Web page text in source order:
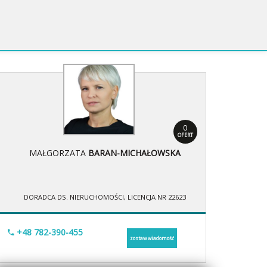
0
OFERT
MAŁGORZATA BARAN-MICHAŁOWSKA
DORADCA DS. NIERUCHOMOŚCI, LICENCJA NR 22623
+48 782-390-455
zostaw wiadomość